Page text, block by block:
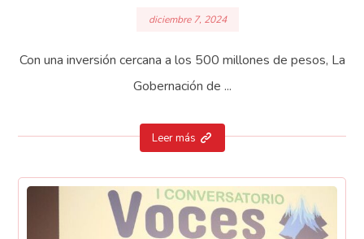
diciembre 7, 2024
Con una inversión cercana a los 500 millones de pesos, La
Gobernación de ...
Leer más